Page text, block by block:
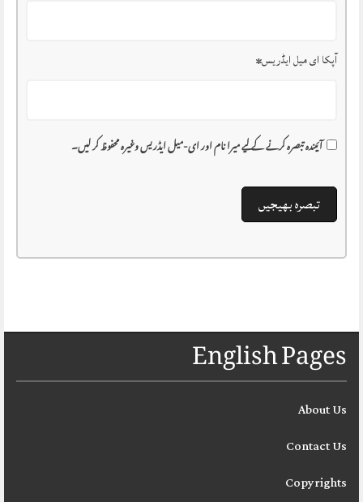
آپکا ای میل ایڈریس*
آئیندہ تبصرہ کرنے کے لیے میرا نام اور ای-میل ایڈریس وغیرہ محفوظ کر لیں۔
English Pages
About Us
Contact Us
Copyrights